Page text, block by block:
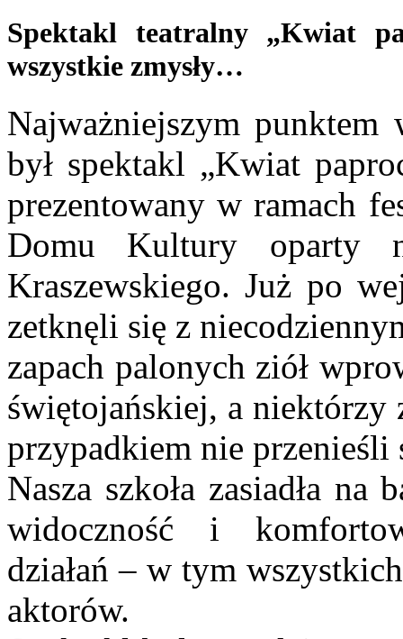
Spektakl teatralny „Kwiat
wszystkie zmysły…
Najważniejszym
był spektakl „Kwiat
prezentowany w ramach
Domu Kultury oparty
Kraszewskiego. Już po
zetknęli się z
zapach palonych ziół
świętojańskiej, a niektórzy
przypadkiem nie przenieśli
Nasza szkoła zasiadła na
widoczność i
działań – w tym
aktorów.